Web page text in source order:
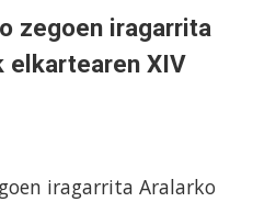
zegoen iragarrita
elkartearen XIV
iragarrita Aralarko